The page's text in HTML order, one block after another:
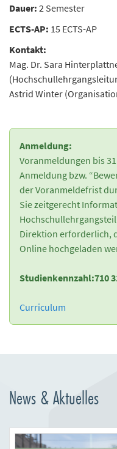
Dauer: 2 Semester
ECTS-AP: 15 ECTS-AP
Kontakt:
Mag. Dr. Sara
Astrid Winter
Anmeldung:
Voranmeldungen bis
Anmeldung bzw.
der Voranmeldefrist
Sie zeitgerecht
Direktion erforderlich,
Online hochgeladen
Studienkennzahl:710
Curriculum
News & Aktuelles